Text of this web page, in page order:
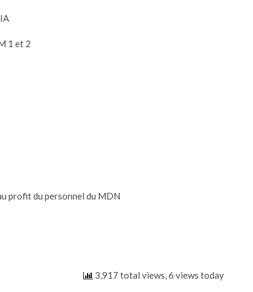
1 et 2
profit du personnel du MDN
3,917 total views, 6 views today